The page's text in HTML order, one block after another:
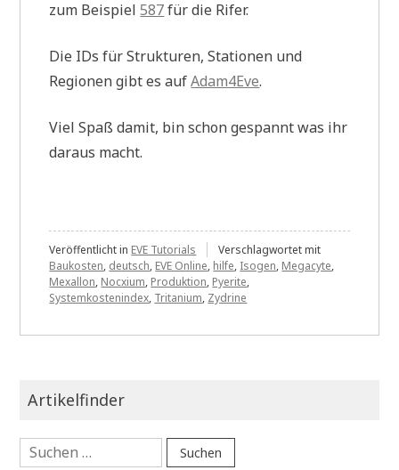
zum Beispiel587für die Rifer.
Die IDs für Strukturen, Stationen und
Regionen gibt es aufAdam4Eve.
Viel Spaß damit, bin schon gespannt was ihr
daraus macht.
Veröffentlicht in EVE Tutorials
Verschlagwortet mit
Baukosten, deutsch, EVE Online, hilfe, Isogen, Megacyte,
Mexallon, Nocxium, Produktion, Pyerite,
Systemkostenindex, Tritanium, Zydrine
Artikelfinder
Suchen
nach: